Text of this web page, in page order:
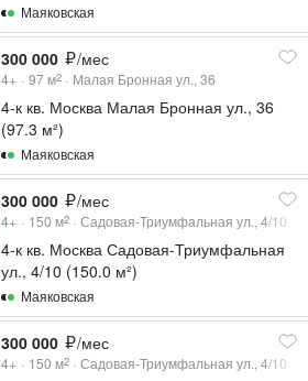
Маяковская
300 000 /мес
4+ 97 м2 Малая Бронная ул., 36
4-к кв. Москва Малая Бронная ул., 36
(97.3 м²)
Маяковская
300 000 /мес
4+ 150 м2 Садовая-Триумфальная ул., 4/10
4-к кв. Москва Садовая-Триумфальная
ул., 4/10 (150.0 м²)
Маяковская
300 000 /мес
4+ 150 м2 Садовая-Триумфальная ул., 4/10